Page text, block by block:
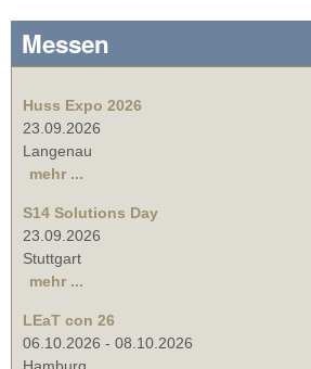
Messen
Huss Expo 2026
23.09.2026
Langenau
mehr ...
S14 Solutions Day
23.09.2026
Stuttgart
mehr ...
LEaT con 26
06.10.2026 - 08.10.2026